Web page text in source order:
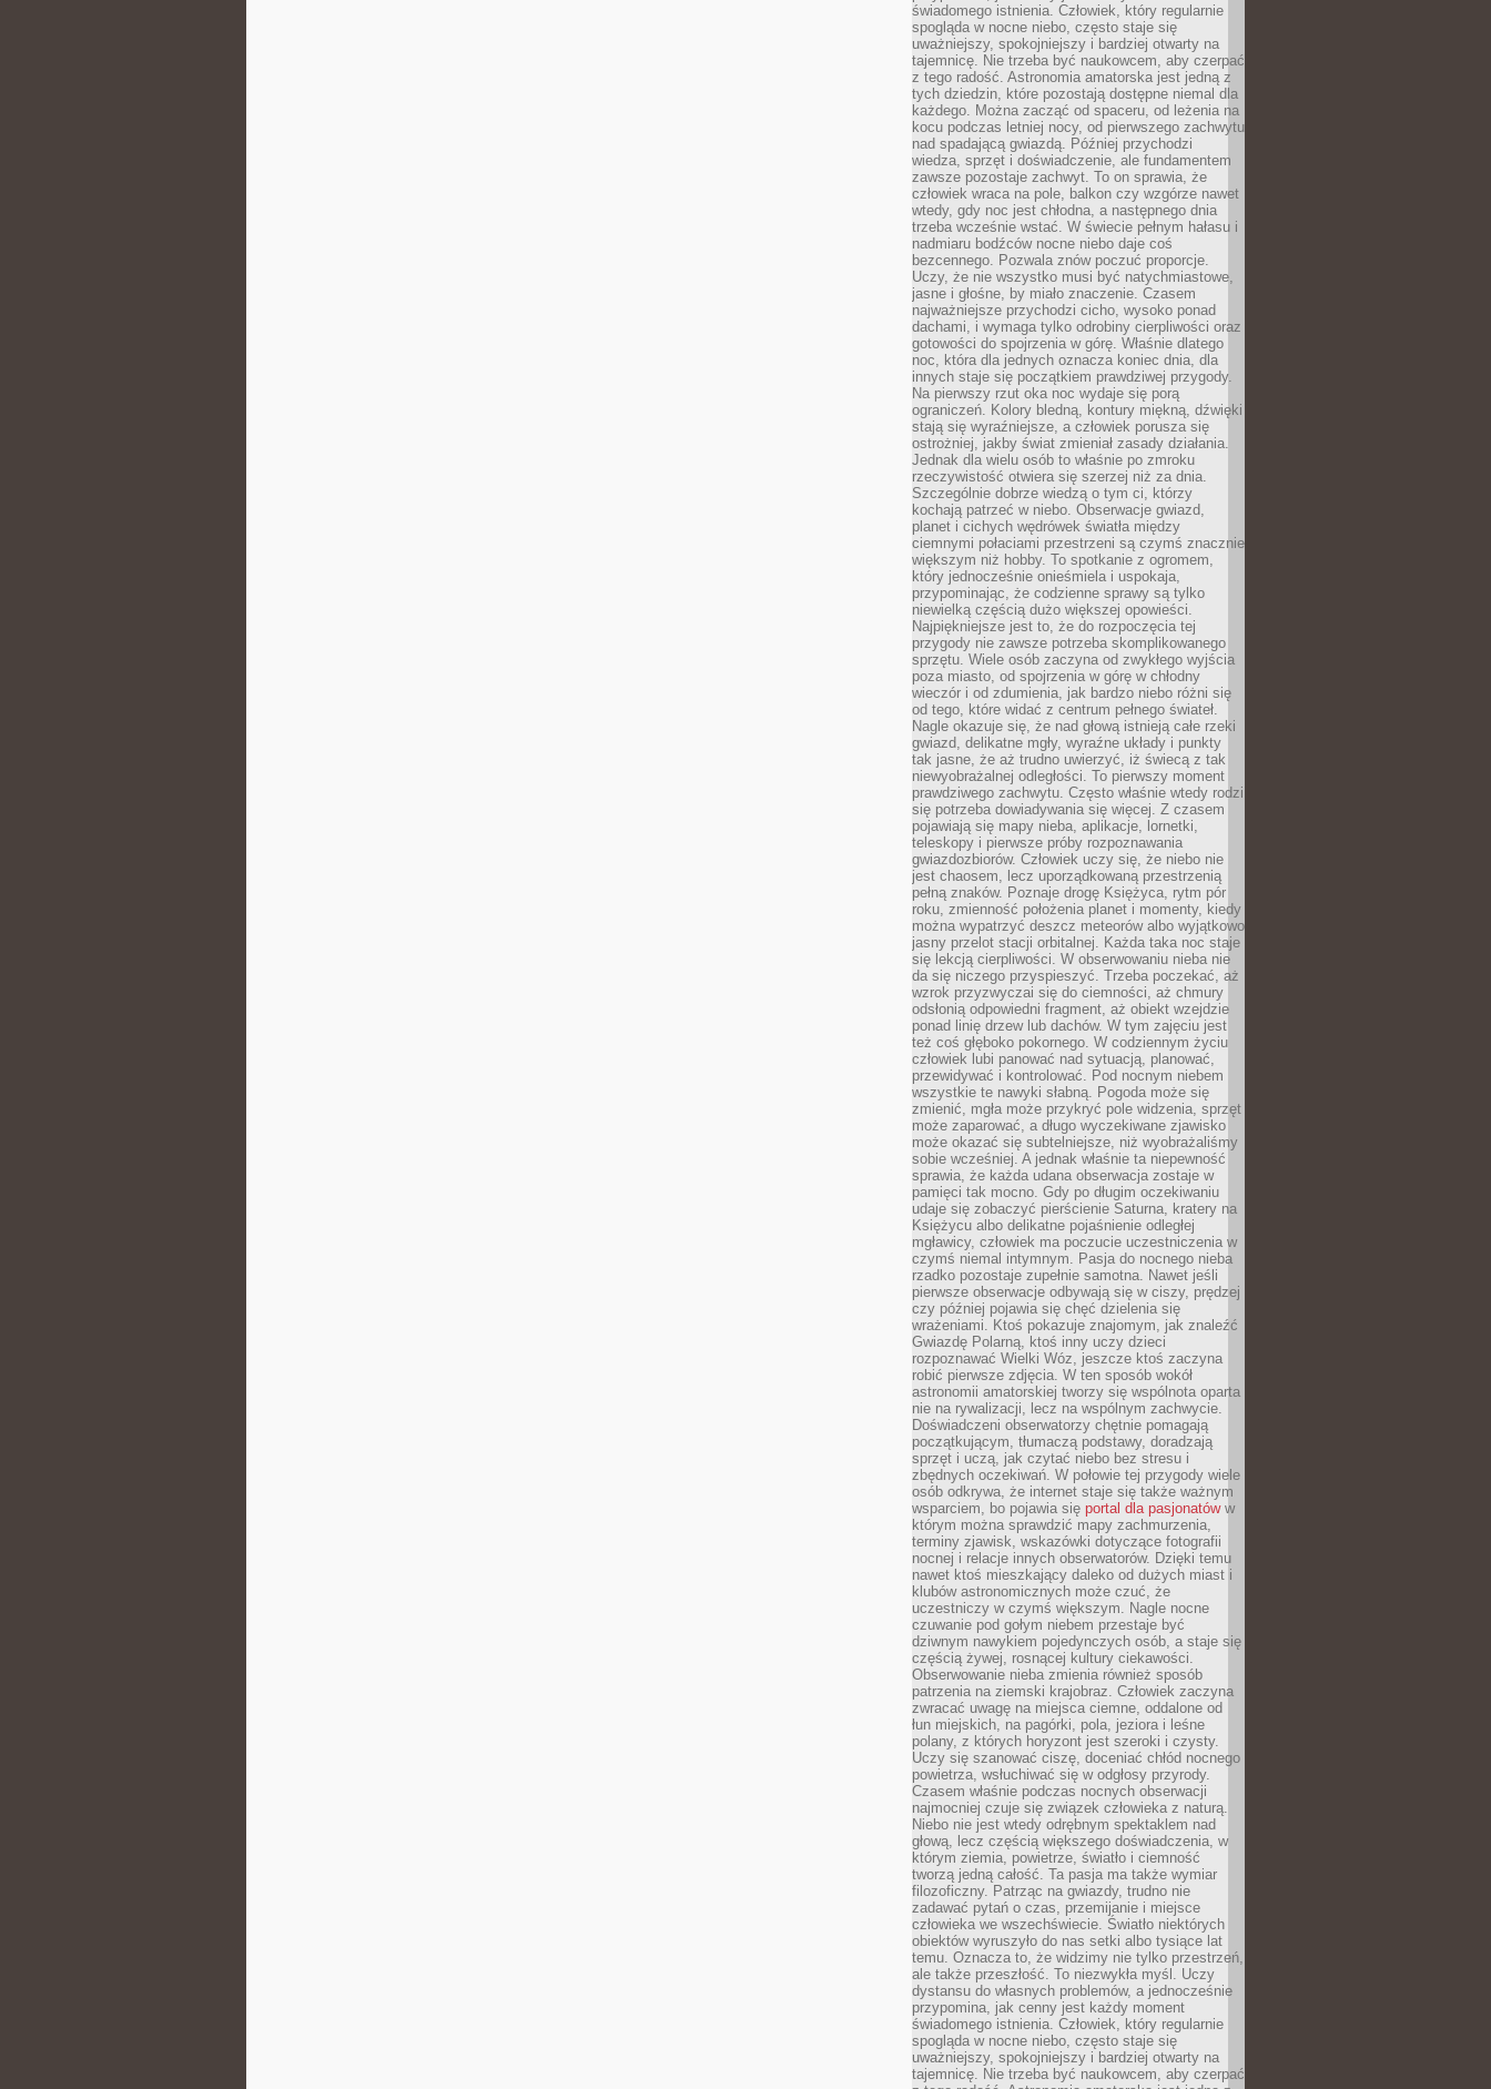
świadomego istnienia. Człowiek, który regularnie
spogląda w nocne niebo, często staje się
uważniejszy, spokojniejszy i bardziej otwarty na
tajemnicę. Nie trzeba być naukowcem, aby czerpać
z tego radość. Astronomia amatorska jest jedną z
tych dziedzin, które pozostają dostępne niemal dla
każdego. Można zacząć od spaceru, od leżenia na
kocu podczas letniej nocy, od pierwszego zachwytu
nad spadającą gwiazdą. Później przychodzi
wiedza, sprzęt i doświadczenie, ale fundamentem
zawsze pozostaje zachwyt. To on sprawia, że
człowiek wraca na pole, balkon czy wzgórze nawet
wtedy, gdy noc jest chłodna, a następnego dnia
trzeba wcześnie wstać. W świecie pełnym hałasu i
nadmiaru bodźców nocne niebo daje coś
bezcennego. Pozwala znów poczuć proporcje.
Uczy, że nie wszystko musi być natychmiastowe,
jasne i głośne, by miało znaczenie. Czasem
najważniejsze przychodzi cicho, wysoko ponad
dachami, i wymaga tylko odrobiny cierpliwości oraz
gotowości do spojrzenia w górę. Właśnie dlatego
noc, która dla jednych oznacza koniec dnia, dla
innych staje się początkiem prawdziwej przygody.
Na pierwszy rzut oka noc wydaje się porą
ograniczeń. Kolory bledną, kontury miękną, dźwięki
stają się wyraźniejsze, a człowiek porusza się
ostrożniej, jakby świat zmieniał zasady działania.
Jednak dla wielu osób to właśnie po zmroku
rzeczywistość otwiera się szerzej niż za dnia.
Szczególnie dobrze wiedzą o tym ci, którzy
kochają patrzeć w niebo. Obserwacje gwiazd,
planet i cichych wędrówek światła między
ciemnymi połaciami przestrzeni są czymś znacznie
większym niż hobby. To spotkanie z ogromem,
który jednocześnie onieśmiela i uspokaja,
przypominając, że codzienne sprawy są tylko
niewielką częścią dużo większej opowieści.
Najpiękniejsze jest to, że do rozpoczęcia tej
przygody nie zawsze potrzeba skomplikowanego
sprzętu. Wiele osób zaczyna od zwykłego wyjścia
poza miasto, od spojrzenia w górę w chłodny
wieczór i od zdumienia, jak bardzo niebo różni się
od tego, które widać z centrum pełnego świateł.
Nagle okazuje się, że nad głową istnieją całe rzeki
gwiazd, delikatne mgły, wyraźne układy i punkty
tak jasne, że aż trudno uwierzyć, iż świecą z tak
niewyobrażalnej odległości. To pierwszy moment
prawdziwego zachwytu. Często właśnie wtedy rodzi
się potrzeba dowiadywania się więcej. Z czasem
pojawiają się mapy nieba, aplikacje, lornetki,
teleskopy i pierwsze próby rozpoznawania
gwiazdozbiorów. Człowiek uczy się, że niebo nie
jest chaosem, lecz uporządkowaną przestrzenią
pełną znaków. Poznaje drogę Księżyca, rytm pór
roku, zmienność położenia planet i momenty, kiedy
można wypatrzyć deszcz meteorów albo wyjątkowo
jasny przelot stacji orbitalnej. Każda taka noc staje
się lekcją cierpliwości. W obserwowaniu nieba nie
da się niczego przyspieszyć. Trzeba poczekać, aż
wzrok przyzwyczai się do ciemności, aż chmury
odsłonią odpowiedni fragment, aż obiekt wzejdzie
ponad linię drzew lub dachów. W tym zajęciu jest
też coś głęboko pokornego. W codziennym życiu
człowiek lubi panować nad sytuacją, planować,
przewidywać i kontrolować. Pod nocnym niebem
wszystkie te nawyki słabną. Pogoda może się
zmienić, mgła może przykryć pole widzenia, sprzęt
może zaparować, a długo wyczekiwane zjawisko
może okazać się subtelniejsze, niż wyobrażaliśmy
sobie wcześniej. A jednak właśnie ta niepewność
sprawia, że każda udana obserwacja zostaje w
pamięci tak mocno. Gdy po długim oczekiwaniu
udaje się zobaczyć pierścienie Saturna, kratery na
Księżycu albo delikatne pojaśnienie odległej
mgławicy, człowiek ma poczucie uczestniczenia w
czymś niemal intymnym. Pasja do nocnego nieba
rzadko pozostaje zupełnie samotna. Nawet jeśli
pierwsze obserwacje odbywają się w ciszy, prędzej
czy później pojawia się chęć dzielenia się
wrażeniami. Ktoś pokazuje znajomym, jak znaleźć
Gwiazdę Polarną, ktoś inny uczy dzieci
rozpoznawać Wielki Wóz, jeszcze ktoś zaczyna
robić pierwsze zdjęcia. W ten sposób wokół
astronomii amatorskiej tworzy się wspólnota oparta
nie na rywalizacji, lecz na wspólnym zachwycie.
Doświadczeni obserwatorzy chętnie pomagają
początkującym, tłumaczą podstawy, doradzają
sprzęt i uczą, jak czytać niebo bez stresu i
zbędnych oczekiwań. W połowie tej przygody wiele
osób odkrywa, że internet staje się także ważnym
wsparciem, bo pojawia się portal dla pasjonatóww
którym można sprawdzić mapy zachmurzenia,
terminy zjawisk, wskazówki dotyczące fotografii
nocnej i relacje innych obserwatorów. Dzięki temu
nawet ktoś mieszkający daleko od dużych miast i
klubów astronomicznych może czuć, że
uczestniczy w czymś większym. Nagle nocne
czuwanie pod gołym niebem przestaje być
dziwnym nawykiem pojedynczych osób, a staje się
częścią żywej, rosnącej kultury ciekawości.
Obserwowanie nieba zmienia również sposób
patrzenia na ziemski krajobraz. Człowiek zaczyna
zwracać uwagę na miejsca ciemne, oddalone od
łun miejskich, na pagórki, pola, jeziora i leśne
polany, z których horyzont jest szeroki i czysty.
Uczy się szanować ciszę, doceniać chłód nocnego
powietrza, wsłuchiwać się w odgłosy przyrody.
Czasem właśnie podczas nocnych obserwacji
najmocniej czuje się związek człowieka z naturą.
Niebo nie jest wtedy odrębnym spektaklem nad
głową, lecz częścią większego doświadczenia, w
którym ziemia, powietrze, światło i ciemność
tworzą jedną całość. Ta pasja ma także wymiar
filozoficzny. Patrząc na gwiazdy, trudno nie
zadawać pytań o czas, przemijanie i miejsce
człowieka we wszechświecie. Światło niektórych
obiektów wyruszyło do nas setki albo tysiące lat
temu. Oznacza to, że widzimy nie tylko przestrzeń,
ale także przeszłość. To niezwykła myśl. Uczy
dystansu do własnych problemów, a jednocześnie
przypomina, jak cenny jest każdy moment
świadomego istnienia. Człowiek, który regularnie
spogląda w nocne niebo, często staje się
uważniejszy, spokojniejszy i bardziej otwarty na
tajemnicę. Nie trzeba być naukowcem, aby czerpać